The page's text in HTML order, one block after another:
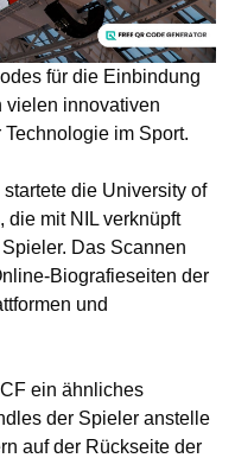
für die Einbindung
vielen innovativen
im Sport.
die University of
die mit NIL verknüpft
Das Scannen
Biografieseiten der
und
ein ähnliches
der Spieler anstelle
auf der Rückseite der